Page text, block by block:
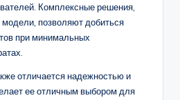
Комплексные решения,
позволяют добиться
при минимальных
отличается надежностью и
ее отличным выбором для